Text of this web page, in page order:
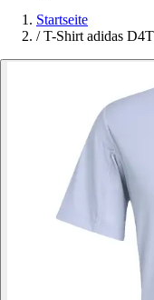
Startseite
/ T-Shirt adidas